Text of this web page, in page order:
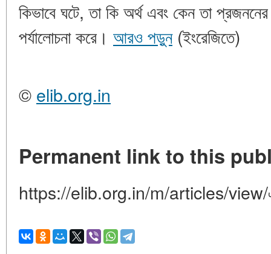
কিভাবে ঘটে, তা কি অর্থ এবং কেন তা প্রজননের
পর্যালোচনা করে। আরও পড়ুন(ইংরেজিতে)
© elib.org.in
Permanent link to this
https://elib.org.in/m/articles/view/